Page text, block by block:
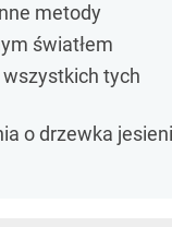
metody
światłem
tych
o drzewka